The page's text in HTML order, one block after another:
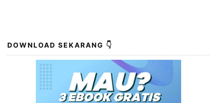
DOWNLOAD SEKARANG 👇